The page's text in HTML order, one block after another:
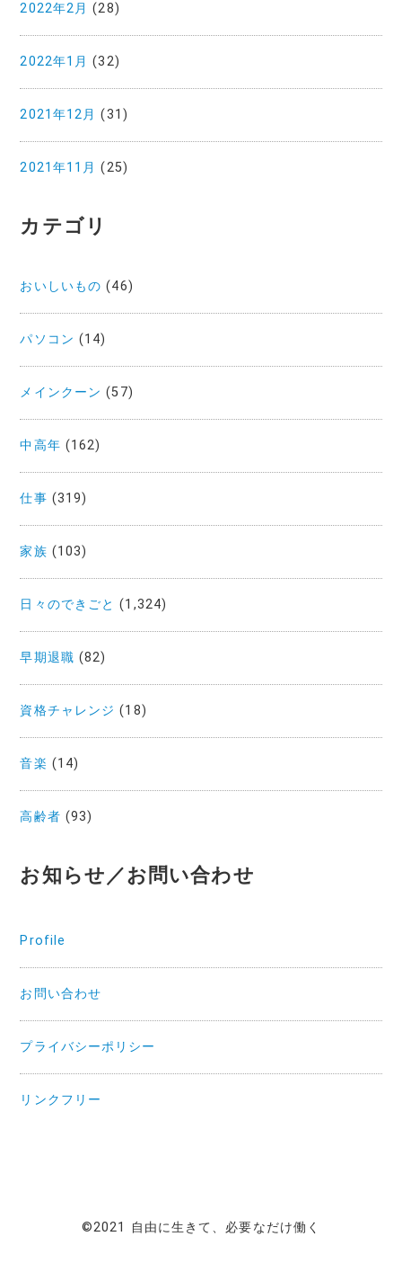
2022年2月 (28)
2022年1月 (32)
2021年12月 (31)
2021年11月 (25)
カテゴリ
おいしいもの (46)
パソコン (14)
メインクーン (57)
中高年 (162)
仕事 (319)
家族 (103)
日々のできごと (1,324)
早期退職 (82)
資格チャレンジ (18)
音楽 (14)
高齢者 (93)
お知らせ／お問い合わせ
Profile
お問い合わせ
プライバシーポリシー
リンクフリー
©2021 自由に生きて、必要なだけ働く